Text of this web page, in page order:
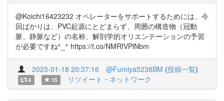
@Koichi16423232 オペレーターをサポートするためには、今
回ばかりは、PVC起源にとどまらず、周囲の構造物（冠動
脈、静脈など）の名称、解剖学的オリエンテーションの予習
が必要ですね^_^ https://t.co/NMRfVPlNbm
2023-01-18 20:37:16 @Fumiya5238BM (投稿一覧)
4 15 リツイート・ネットワーク